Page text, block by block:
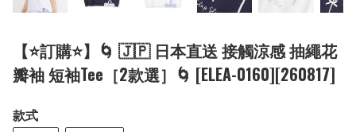
【⭐訂購⭐】🌀 🇯🇵 日本直送 接觸涼感 抽繩花
瓣袖 短袖Tee［2款選］🌀 [ELEA-0160][260817]
款式